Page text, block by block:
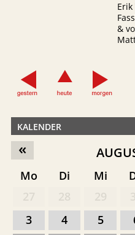
&
KALENDER
«
Mo Di Mi
3
4 5